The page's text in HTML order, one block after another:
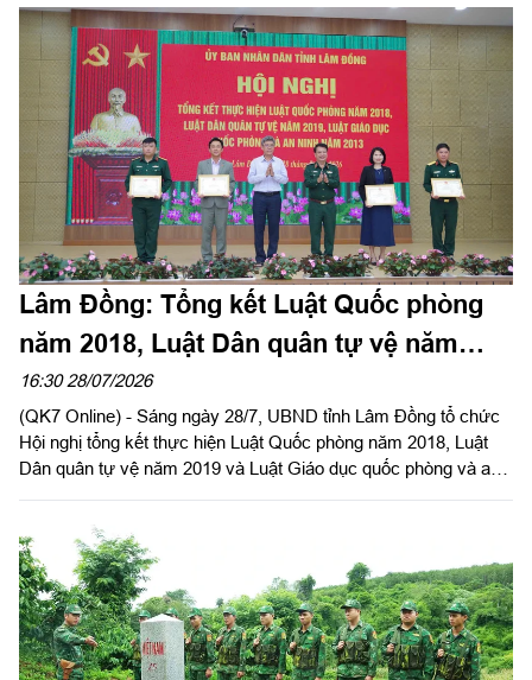
Lâm Đồng: Tổng kết Luật Quốc phòng
năm 2018, Luật Dân quân tự vệ năm
2019 và Luật Giáo dục quốc phòng và an
ninh năm 2013.
16:30 28/07/2026
(QK7 Online) - Sáng ngày 28/7, UBND tỉnh Lâm Đồng tổ chức
Hội nghị tổng kết thực hiện Luật Quốc phòng năm 2018, Luật
Dân quân tự vệ năm 2019 và Luật Giáo dục quốc phòng và an
viên Thường vụ Tỉnh ủy, Chỉ huy trưởng Bộ CHQS tỉnh Lâm
Đồng đồng chủ trì hội nghị.